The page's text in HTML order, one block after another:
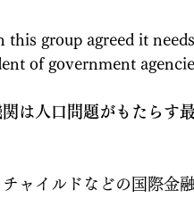
group agreed it needs
of government
は人口問題がもたらす
ャイルドなどの国際金